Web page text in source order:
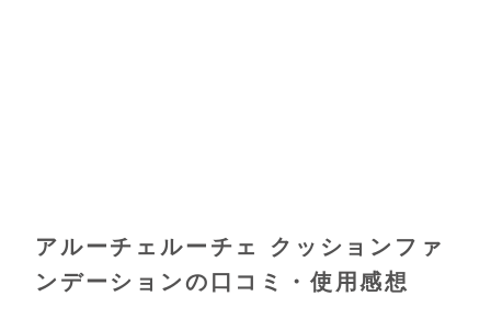
アルーチェルーチェ クッションファ
ンデーションの口コミ・使用感想